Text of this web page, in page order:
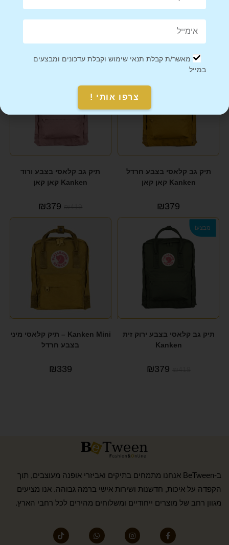
תיק גב קלאסי בצבע חרדל
Kanken קאן קאן
₪379
מבצע!
תיק גב קלאסי בצבע ורוד
Kanken קאן קאן
₪419
₪379
מבצע!
תיק גב קלאסי בצבע ירוק זית
Kanken
₪419
₪379
Kanken Mini – תיק קלאסי מיני
בצבע חרדל
₪339
ב-BeTween אנחנו מתמחים בתיקים ואביזרי אופנה מעוצבים, תוך
הקפדה על איכות, חדשנות ושירות אישי ברמה גבוהה. אנו מציעים
מגוון רחב של מוצרים ייחודיים ומשלוחים מהירים לכל רחבי הארץ.
מאשר/ת קבלת תנאי שימוש וקבלת עדכונים ומבצעים
במייל
צרפו אותי !